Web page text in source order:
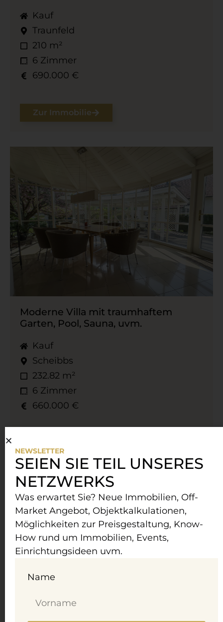
Kauf
Traunfeld
210 m²
6 Zimmer
690.000 €
Zur Immobilie
Moderne Villa mit traumhaftem
Garten, Pool, Sauna, uvm.
Kauf
Scheibbs
232.82 m²
6 Zimmer
660.000 €
Zur Immobilie
NEWSLETTER
SEIEN SIE TEIL UNSERES
NETZWERKS
Was erwartet Sie? Neue Immobilien, Off-
Market Angebot, Objektkalkulationen,
Möglichkeiten zur Preisgestaltung, Know-
How rund um Immobilien, Events,
Einrichtungsideen uvm.
Name